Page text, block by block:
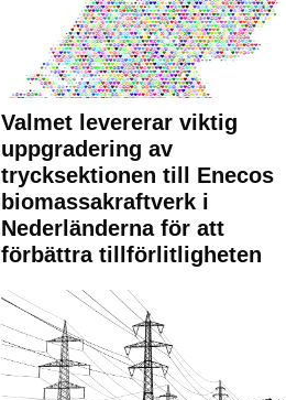
Valmet levererar viktig
uppgradering av
trycksektionen till Enecos
biomassakraftverk i
Nederländerna för att
förbättra tillförlitligheten